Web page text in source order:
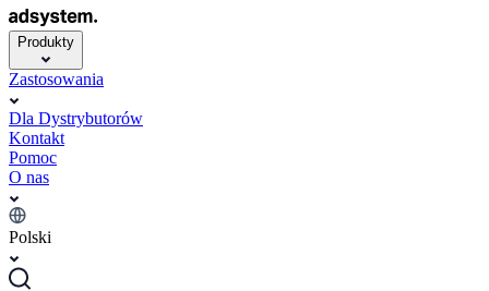
Produkty
Zastosowania
Dla Dystrybutorów
Kontakt
Pomoc
O nas
Polski